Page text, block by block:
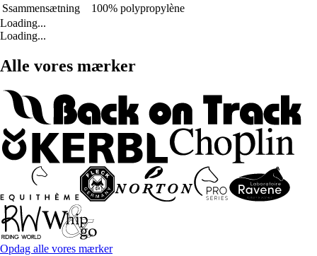
Ssammensætning
100% polypropylène
Loading...
Loading...
Alle vores mærker
Opdag alle vores mærker